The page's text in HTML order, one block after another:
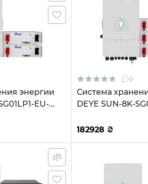
энергии
EU-
циклов
0
Система
DEYE SUN-8K-
3BAT LiFePO4
182928 ₴